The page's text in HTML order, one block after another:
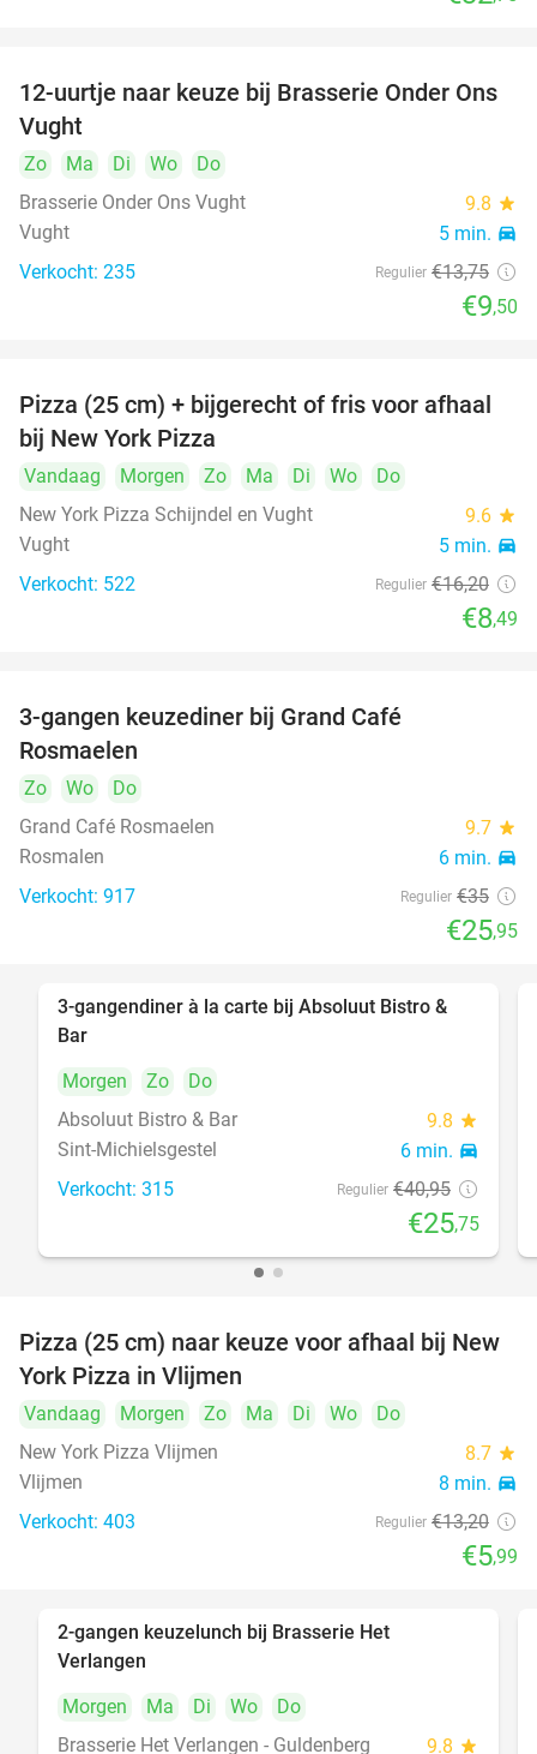
31%
12-uurtje naar keuze bij Brasserie Onder Ons
Vught
Zo Ma Di Wo
Do
Brasserie Onder Ons Vught
9.8 star
Vught 5 min. directions_car
Verkocht: 235 Regulier €13,75
€9,50
48%
Pizza (25 cm) + bijgerecht of fris voor afhaal
bij New York Pizza
Vandaag Morgen Zo Ma Di Wo
Do
New York Pizza Schijndel en Vught
9.6 star
Vught 5 min. directions_car
Verkocht: 522 Regulier €16,20
€8,49
3-gangen keuzediner bij Grand Café
Rosmaelen
Zo Wo
Do
Grand Café Rosmaelen
9.7 star
Rosmalen 6 min. directions_car
Verkocht: 917 Regulier €35
€25,95
37%
3-gangendiner à la carte bij Absoluut Bistro &
Bar
Morgen
Zo
Do
Absoluut Bistro & Bar
9.8 star
Sint-Michielsgestel 6 min. directions_car
Verkocht: 315 Regulier €40,95
€25,75
55%
Pizza (25 cm) naar keuze voor afhaal bij New
York Pizza in Vlijmen
Vandaag Morgen Zo Ma Di Wo
Do
New York Pizza Vlijmen
8.7 star
Vlijmen 8 min. directions_car
Verkocht: 403 Regulier €13,20
€5,99
2-gangen keuzelunch bij Brasserie Het
Verlangen
Morgen
Ma Di Wo
Do
Brasserie Het Verlangen - Guldenberg
9.8 star